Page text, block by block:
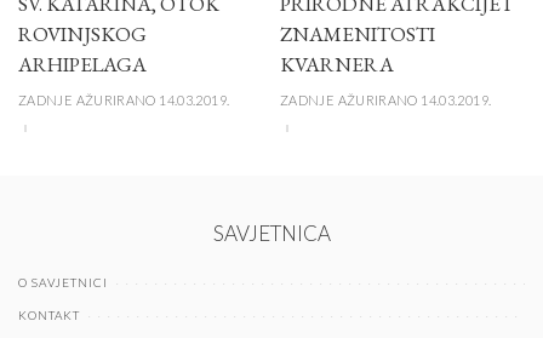
ROVINJSKOG
ARHIPELAGA
ZADNJE AŽURIRANO 14.03.2019.
ZNAMENITOSTI
KVARNERA
ZADNJE AŽURIRANO 14.03.2019.
SAVJETNICA
O SAVJETNICI
KONTAKT